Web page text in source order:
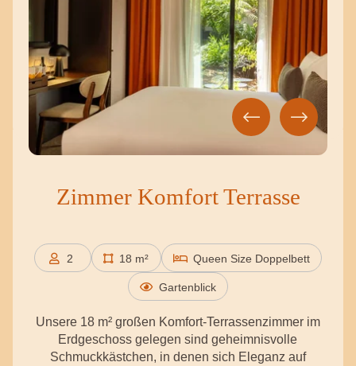
Zimmer Komfort Terrasse
2
Personen
18 m² Queen Size Doppelbett
Gartenblick
Unsere 18 m² großen Komfort-Terrassenzimmer im
Erdgeschoss gelegen sind geheimnisvolle
Schmuckkästchen, in denen sich Eleganz auf